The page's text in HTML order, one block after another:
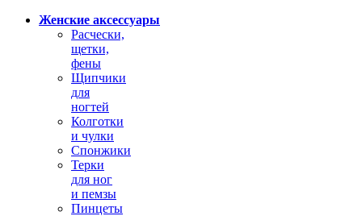
Женские аксессуары
Расчески,
щетки,
фены
Щипчики
для
ногтей
Колготки
и чулки
Спонжики
Терки
для ног
и пемзы
Пинцеты